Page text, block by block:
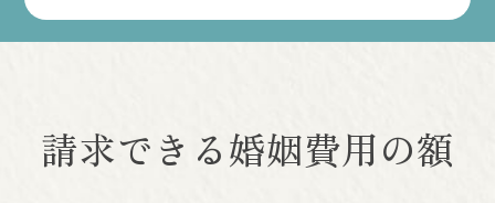
請求できる婚姻費用の額